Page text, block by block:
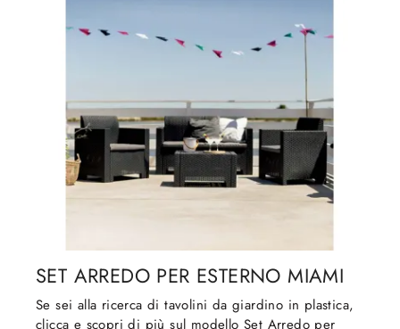
SET ARREDO PER ESTERNO MIAMI
Se sei alla ricerca di tavolini da giardino in plastica,
clicca e scopri di più sul modello Set Arredo per